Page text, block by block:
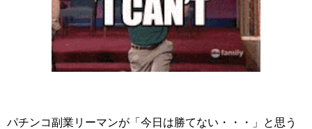
パチンコ副業リーマンが「今日は勝てない・・・」と思う